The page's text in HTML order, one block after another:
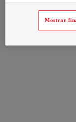
Mostrar